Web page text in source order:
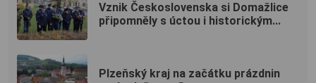
Vznik Československa si Domažlice
připomněly s úctou i historickým...
Plzeňský kraj na začátku prázdnin